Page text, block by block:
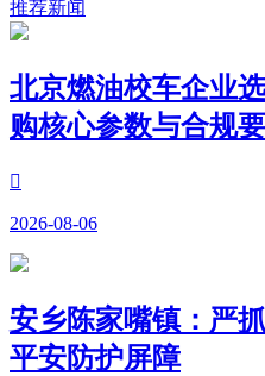
推荐新闻
北京燃油校车企业
购核心参数与合规

2026-08-06
安乡陈家嘴镇：严
平安防护屏障